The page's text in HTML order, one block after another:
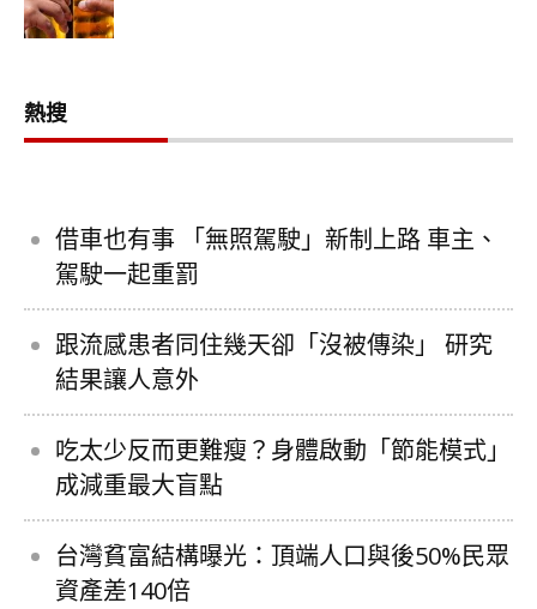
熱搜
借車也有事 「無照駕駛」新制上路 車主、
駕駛一起重罰
跟流感患者同住幾天卻「沒被傳染」 研究
結果讓人意外
吃太少反而更難瘦？身體啟動「節能模式」
成減重最大盲點
台灣貧富結構曝光：頂端人口與後50%民眾
資產差140倍